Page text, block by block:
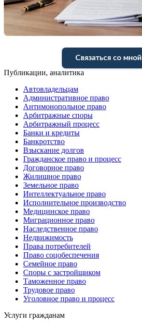
Связаться со мной
Публикации, аналитика
Автовладельцам
Административное право
Антимонопольное право
Арбитражные споры
Арбитражный процесс
Банки и кредиты
Банкротство
Взыскание долгов
Гражданское право и процесс
Договорное право
Жилищное право
Земельное право
Интеллектуальное право
Исполнительное производство
Медицинское право
Миграционное право
Наследственное право
Недвижимость
Права потребителей
Право соцобеспечения
Семейное право
Споры с застройщиком
Таможенное право
Трудовое право
Уголовное право и процесс
Услуги гражданам